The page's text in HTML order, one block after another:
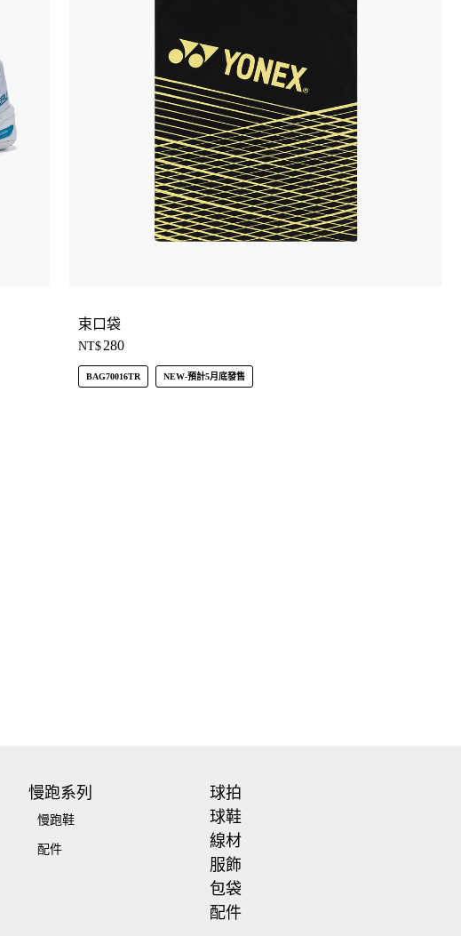
束口袋
NT$ 280
BAG70016TR NEW-預計5月底發售
慢跑系列
慢跑鞋
配件
球拍
球鞋
線材
服飾
包袋
配件